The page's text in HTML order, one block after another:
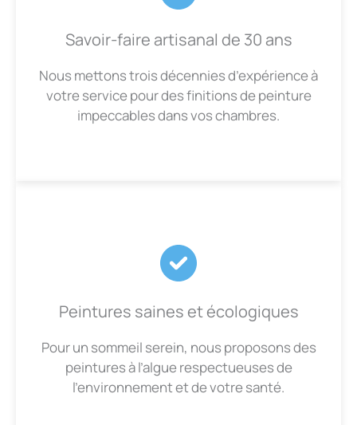
Savoir-faire artisanal de 30 ans
Nous mettons trois décennies d’expérience à
votre service pour des finitions de peinture
impeccables dans vos chambres.
Peintures saines et écologiques
Pour un sommeil serein, nous proposons des
peintures à l’algue respectueuses de
l’environnement et de votre santé.